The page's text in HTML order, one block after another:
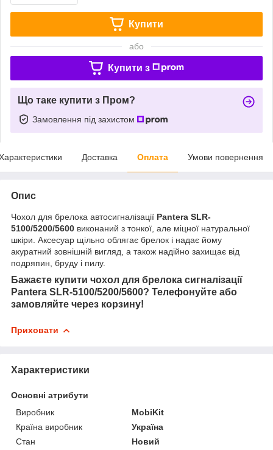
Купити
або
Купити з
Що таке купити з Пром?
Замовлення під захистом
Доставка Оплата Умови повернення
Опис
Чохол для брелока автосигналізації Pantera SLR-
5100/5200/5600 виконаний з тонкої, але міцної натуральної
шкіри. Аксесуар щільно облягає брелок і надає йому
акуратний зовнішній вигляд, а також надійно захищає від
подряпин, бруду і пилу.
Бажаєте купити чохол для брелока сигналізації
Pantera SLR-5100/5200/5600? Телефонуйте або
замовляйте через корзину!
Приховати
Характеристики
Основні атрибути
Виробник
MobiKit
Країна виробник
Україна
Стан
Новий